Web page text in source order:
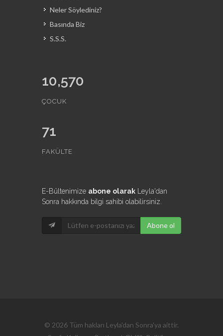
Neler Söylediniz?
Basında Biz
S.S.S.
10,570
ÇOCUK
71
FAKÜLTE
E-Bültenimize abone olarak Leyla'dan
Sonra hakkında bilgi sahibi olabilirsiniz.
Abone ol
© 2026 Tüm hakları Leyla'dan Sonra'ya aittir.